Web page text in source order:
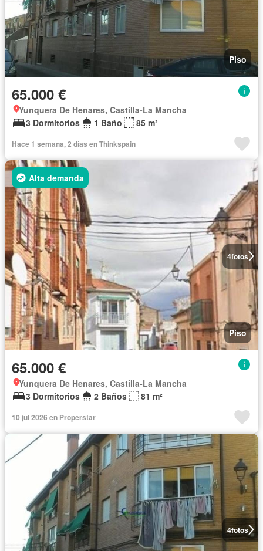
Piso
65.000 €
Yunquera De Henares, Castilla-La Mancha
3 Dormitorios
1 Baño 85 m²
Hace 1 semana, 2 días en Thinkspain
4fotos
Alta demanda
Piso
65.000 €
Yunquera De Henares, Castilla-La Mancha
3 Dormitorios
2 Baños 81 m²
10 jul 2026 en Properstar
4fotos